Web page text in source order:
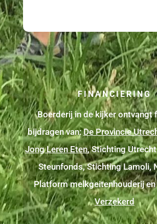
FINANCIERING
Boerderij in de kijker ontvangt
bijdragen van:De Provincie
Jong Leren Eten, Stichting
Steunfonds, Stichting Lamoli,
Platform melkgeitenhouderij
Verzekerd